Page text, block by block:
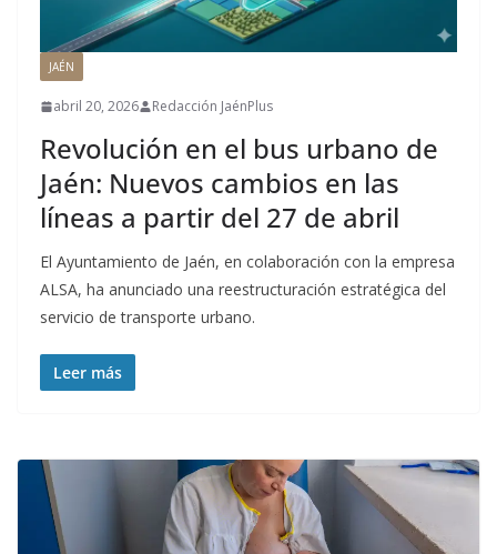
JAÉN
abril 20, 2026 Redacción JaénPlus
Revolución en el bus urbano de
Jaén: Nuevos cambios en las
líneas a partir del 27 de abril
El Ayuntamiento de Jaén, en colaboración con la empresa
ALSA, ha anunciado una reestructuración estratégica del
servicio de transporte urbano.
Leer más